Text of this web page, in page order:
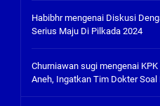
Habibhrmengenai Diskusi
Serius Maju Di Pilkada 2024
Churniawan sugimengenai
Aneh, Ingatkan Tim Dokter